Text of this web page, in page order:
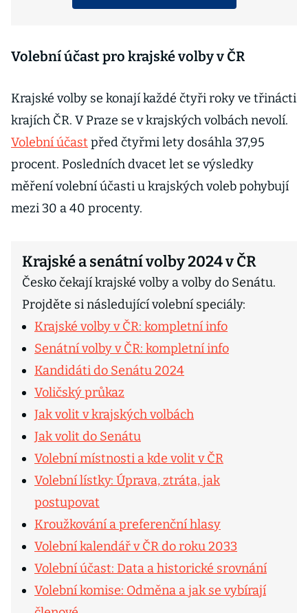
Volební účast pro krajské volby v ČR
Krajské volby se konají každé čtyři roky ve třinácti
krajích ČR. V Praze se v krajských volbách nevolí.
Volební účast před čtyřmi lety dosáhla 37,95
procent. Posledních dvacet let se výsledky
měření volební účasti u krajských voleb pohybují
mezi 30 a 40 procenty.
Krajské a senátní volby 2024 v ČR
Česko čekají krajské volby a volby do Senátu.
Projděte si následující volební speciály:
Krajské volby v ČR: kompletní info
Senátní volby v ČR: kompletní info
Kandidáti do Senátu 2024
Voličský průkaz
Jak volit v krajských volbách
Jak volit do Senátu
Volební místnosti a kde volit v ČR
Volební lístky: Úprava, ztráta, jak
postupovat
Kroužkování a preferenční hlasy
Volební kalendář v ČR do roku 2033
Volební účast: Data a historické srovnání
Volební komise: Odměna a jak se vybírají